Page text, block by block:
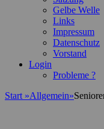
Gelbe Welle
Links
Impressum
Datenschutz
Vorstand
Login
Probleme ?
Start »Allgemein»